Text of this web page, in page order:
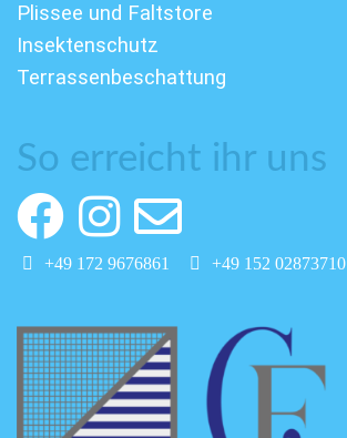
Plissee und Faltstore
Insektenschutz
Terrassenbeschattung
So erreicht ihr uns
+49 172 9676861 +49 152 02873710